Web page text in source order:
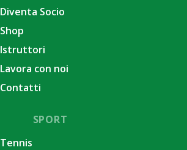
Diventa Socio
Shop
Istruttori
Lavora con noi
Contatti
SPORT
Tennis